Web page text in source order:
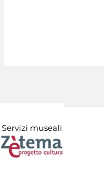
Servizi museali